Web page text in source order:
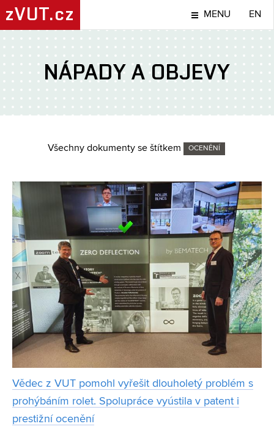
zVUT.cz MENU EN
NÁPADY A OBJEVY
Všechny dokumenty se štítkem OCENĚNÍ
Vědec z VUT pomohl vyřešit dlouholetý problém s
prohýbáním rolet. Spolupráce vyústila v patent i
prestižní ocenění